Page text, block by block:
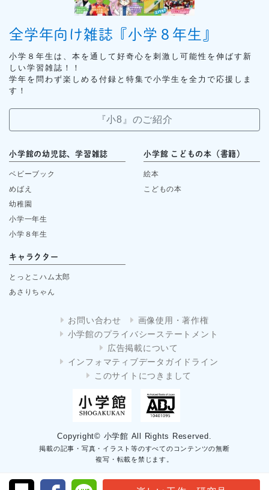
全学年向け雑誌『小学８年生』
小学８年生は、本を通して好奇心を刺激し可能性を伸ばす新
しい学習雑誌！！
学年を問わず楽しめる付録と特集で小学生を全力で応援しま
す！
『小8』のご紹介
小学館の幼児誌、学習雑誌
ベビーブック
めばえ
幼稚園
小学一年生
小学８年生
小学館 こどもの本（書籍）
絵本
こどもの本
キャラクター
とっとこハム太郎
あさりちゃん
お問い合わせ
画像使用・著作権
小学館のプライバシーステートメント
広告掲載について
インフォマティブデータガイドライン
このサイトにつきまして
Copyright© 小学館 All Rights Reserved.
掲載の記事・写真・イラスト等のすべてのコンテンツの無断
複写・転載を禁じます。